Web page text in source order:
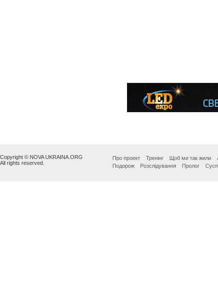
Copyright © NOVA UKRAINA.ORG
All rights reserved.
Про проект Тренінг Щоб ми так жили
Подорож
Розслідування Пролог